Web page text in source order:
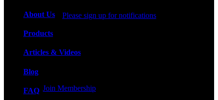
Please sign up for notifications
Join Membership
About Us
Products
Articles & Videos
Blog
FAQ